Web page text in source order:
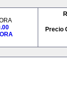
Precio